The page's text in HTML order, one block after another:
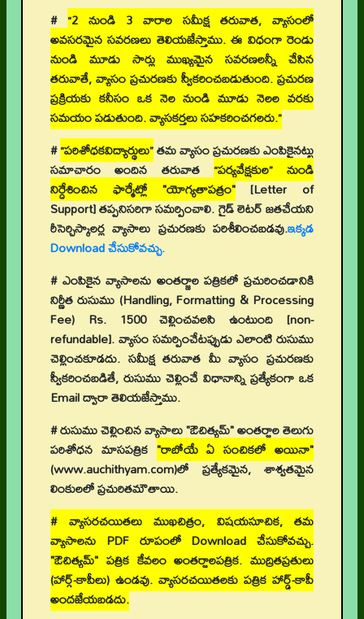
# “2 నుండి 3 వారాల సమీక్ష తరువాత, వ్యాసంలో
అవసరమైన సవరణలు తెలియజేస్తాము. ఈ విధంగా రెండు
నుండి మూడు సార్లు ముఖ్యమైన సవరణలన్నీ చేసిన
తరువాతే, వ్యాసం ప్రచురణకు స్వీకరించబడుతుంది. ప్రచురణ
ప్రక్రియకు కనీసం ఒక నెల నుండి మూడు నెలల వరకు
సమయం పడుతుంది. వ్యాసకర్తలు సహకరించగలరు.”
#“పరిశోధకవిద్యార్థులు”తమ వ్యాసం ప్రచురణకు ఎంపికైనట్టు
సమాచారం అందిన తరువాత “పర్యవేక్షకుల” నుండి
నిర్దేశించిన ఫార్మేట్లో "యోగ్యతాపత్రం"[Letter of
Support]తప్పనిసరిగా సమర్పించాలి. గైడ్ లెటర్ జతచేయని
రీసెర్చిస్కాలర్ల వ్యాసాలు ప్రచురణకు పరిశీలించబడవు.ఇక్కడ
Download చేసుకోవచ్చు.
# ఎంపికైన వ్యాసాలను అంతర్జాల పత్రికలో ప్రచురించడానికి
నిర్ణీత రుసుము (Handling, Formatting & Processing
Fee) Rs. 1500 చెల్లించవలసి ఉంటుంది [non-
refundable]. వ్యాసం సమర్పించేటప్పుడు ఎలాంటి రుసుము
చెల్లించకూడదు. సమీక్ష తరువాత మీ వ్యాసం ప్రచురణకు
స్వీకరించబడితే, రుసుము చెల్లించే విధానాన్ని ప్రత్యేకంగా ఒక
Email ద్వారా తెలియజేస్తాము.
# రుసుము చెల్లించిన వ్యాసాలు "ఔచిత్యమ్" అంతర్జాల తెలుగు
పరిశోధన మాసపత్రిక "రాబోయే ఏ సంచికలో అయినా"
(www.auchithyam.com)లో ప్రత్యేకమైన, శాశ్వతమైన
లింకులలో ప్రచురితమౌతాయి.
# వ్యాసరచయితలు ముఖచిత్రం, విషయసూచిక, తమ
వ్యాసాలను PDF రూపంలో Download చేసుకోవచ్చు.
"ఔచిత్యమ్" పత్రిక కేవలం అంతర్జాలపత్రిక. ముద్రితప్రతులు
(హార్డ్-కాపీలు) ఉండవు. వ్యాసరచయితలకు పత్రిక హార్డ్-కాపీ
అందజేయబడదు.